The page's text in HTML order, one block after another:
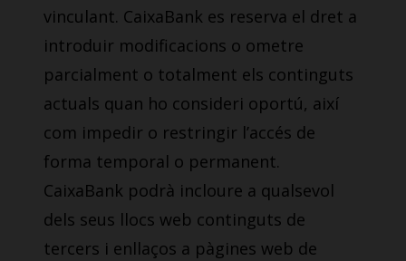
vinculant. CaixaBank es reserva el dret a
introduir modificacions o ometre
parcialment o totalment els continguts
actuals quan ho consideri oportú, així
com impedir o restringir l’accés de
forma temporal o permanent.
CaixaBank podrà incloure a qualsevol
dels seus llocs web continguts de
tercers i enllaços a pàgines web de